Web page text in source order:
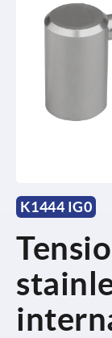
K1444 IG0